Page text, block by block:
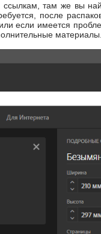
там же вы
после
если имеется
материалы.